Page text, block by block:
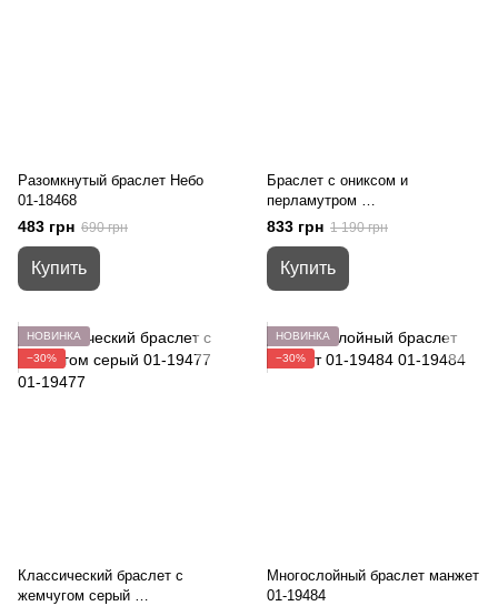
Разомкнутый браслет Небо
01-18468
483 грн 690 грн
Купить
Браслет с ониксом и
перламутром
01-19468
833 грн 1 190 грн
Купить
НОВИНКА
−30%
Классический браслет с
жемчугом серый
НОВИНКА
−30%
Многослойный браслет манжет
01-19484